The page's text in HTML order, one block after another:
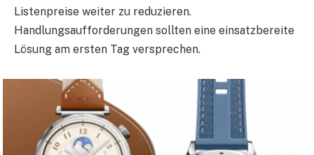
Listenpreise weiter zu reduzieren.
Handlungsaufforderungen sollten eine einsatzbereite
Lösung am ersten Tag versprechen.